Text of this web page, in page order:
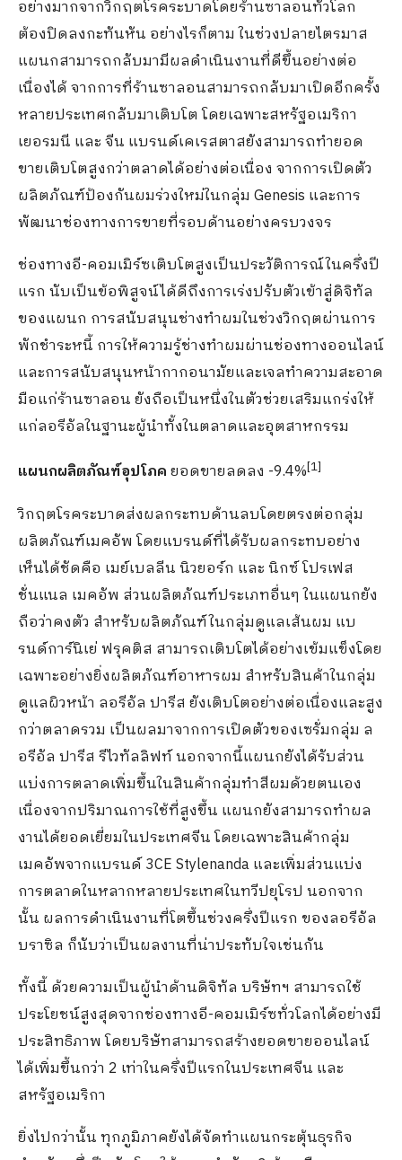
อย่างมากจากวิกฤตโรคระบาดโดยร้านซาลอนทั่วโลก
ต้องปิดลงกะทันหัน อย่างไรก็ตาม ในช่วงปลายไตรมาส
แผนกสามารถกลับมามีผลดำเนินงานที่ดีขึ้นอย่างต่อ
เนื่องได้ จากการที่ร้านซาลอนสามารถกลับมาเปิดอีกครั้ง
หลายประเทศกลับมาเติบโต โดยเฉพาะสหรัฐอเมริกา
เยอรมนี และ จีน แบรนด์เคเรสตาสยังสามารถทำยอด
ขายเติบโตสูงกว่าตลาดได้อย่างต่อเนื่อง จากการเปิดตัว
ผลิตภัณฑ์ป้องกันผมร่วงใหม่ในกลุ่ม Genesis และการ
พัฒนาช่องทางการขายที่รอบด้านอย่างครบวงจร
ช่องทางอี-คอมเมิร์ซเติบโตสูงเป็นประวัติการณ์ในครึ่งปี
แรก นับเป็นข้อพิสูจน์ได้ดีถึงการเร่งปรับตัวเข้าสู่ดิจิทัล
ของแผนก การสนับสนุนช่างทำผมในช่วงวิกฤตผ่านการ
พักชำระหนี้ การให้ความรู้ช่างทำผมผ่านช่องทางออนไลน์
และการสนับสนุนหน้ากากอนามัยและเจลทำความสะอาด
มือแก่ร้านซาลอน ยังถือเป็นหนึ่งในตัวช่วยเสริมแกร่งให้
แก่ลอรีอัลในฐานะผู้นำทั้งในตลาดและอุตสาหกรรม
แผนกผลิตภัณฑ์อุปโภคยอดขายลดลง -9.4%[1]
วิกฤตโรคระบาดส่งผลกระทบด้านลบโดยตรงต่อกลุ่ม
ผลิตภัณฑ์เมคอัพ โดยแบรนด์ที่ได้รับผลกระทบอย่าง
เห็นได้ชัดคือ เมย์เบลลีน นิวยอร์ก และ นิกซ์ โปรเฟส
ชั่นแนล เมคอัพ ส่วนผลิตภัณฑ์ประเภทอื่นๆ ในแผนกยัง
ถือว่าคงตัว สำหรับผลิตภัณฑ์ในกลุ่มดูแลเส้นผม แบ
รนด์การ์นิเย่ ฟรุคติส สามารถเติบโตได้อย่างเข้มแข็งโดย
เฉพาะอย่างยิ่งผลิตภัณฑ์อาหารผม สำหรับสินค้าในกลุ่ม
ดูแลผิวหน้า ลอรีอัล ปารีส ยังเติบโตอย่างต่อเนื่องและสูง
กว่าตลาดรวม เป็นผลมาจากการเปิดตัวของเซรั่มกลุ่ม ล
อรีอัล ปารีส รีไวทัลลิฟท์ นอกจากนี้แผนกยังได้รับส่วน
แบ่งการตลาดเพิ่มขึ้นในสินค้ากลุ่มทำสีผมด้วยตนเอง
เนื่องจากปริมาณการใช้ที่สูงขึ้น แผนกยังสามารถทำผล
งานได้ยอดเยี่ยมในประเทศจีน โดยเฉพาะสินค้ากลุ่ม
เมคอัพจากแบรนด์ 3CE Stylenanda และเพิ่มส่วนแบ่ง
การตลาดในหลากหลายประเทศในทวีปยุโรป นอกจาก
นั้น ผลการดำเนินงานที่โตขึ้นช่วงครึ่งปีแรก ของลอรีอัล
บราซิล ก็นับว่าเป็นผลงานที่น่าประทับใจเช่นกัน
ทั้งนี้ ด้วยความเป็นผู้นำด้านดิจิทัล บริษัทฯ สามารถใช้
ประโยชน์สูงสุดจากช่องทางอี-คอมเมิร์ซทั่วโลกได้อย่างมี
ประสิทธิภาพ โดยบริษัทสามารถสร้างยอดขายออนไลน์
ได้เพิ่มขึ้นกว่า 2 เท่าในครึ่งปีแรกในประเทศจีน และ
สหรัฐอเมริกา
ยิ่งไปกว่านั้น ทุกภูมิภาคยังได้จัดทำแผนกระตุ้นธุรกิจ